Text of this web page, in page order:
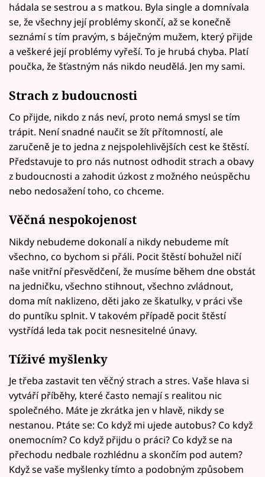
hádala se sestrou a s matkou. Byla single a domnívala
se, že všechny její problémy skončí, až se konečně
seznámí s tím pravým, s báječným mužem, který přijde
a veškeré její problémy vyřeší. To je hrubá chyba. Platí
poučka, že šťastným nás nikdo neudělá. Jen my sami.
Strach z budoucnosti
Co přijde, nikdo z nás neví, proto nemá smysl se tím
trápit. Není snadné naučit se žít přítomností, ale
zaručeně je to jedna z nejspolehlivějších cest ke štěstí.
Představuje to pro nás nutnost odhodit strach a obavy
z budoucnosti a zahodit úzkost z možného neúspěchu
nebo nedosažení toho, co chceme.
Věčná nespokojenost
Nikdy nebudeme dokonalí a nikdy nebudeme mít
všechno, co bychom si přáli. Pocit štěstí bohužel ničí
naše vnitřní přesvědčení, že musíme během dne obstát
na jedničku, všechno stihnout, všechno zvládnout,
doma mít naklizeno, děti jako ze škatulky, v práci vše
do puntíku splnit. V takovém případě pocit štěstí
vystřídá leda tak pocit nesnesitelné únavy.
Tíživé myšlenky
Je třeba zastavit ten věčný strach a stres. Vaše hlava si
vytváří příběhy, které často nemají s realitou nic
společného. Máte je zkrátka jen v hlavě, nikdy se
nestanou. Ptáte se: Co když mi ujede autobus? Co když
onemocním? Co když přijdu o práci? Co když se na
přechodu nedbale rozhlédnu a skončím pod autem?
Když se vaše myšlenky tímto a podobným způsobem